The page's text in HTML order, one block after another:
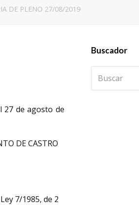
DE PLENO 27/08/2019
27 de agosto de
DE CASTRO
7/1985, de 2
Buscador